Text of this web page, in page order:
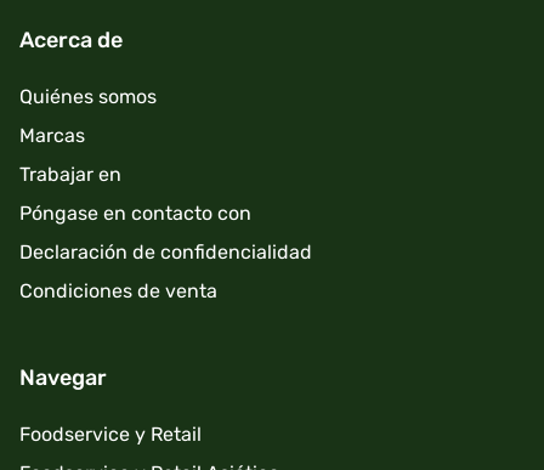
Acerca de
Quiénes somos
Marcas
Trabajar en
Póngase en contacto con
Declaración de confidencialidad
Condiciones de venta
Navegar
Foodservice y Retail